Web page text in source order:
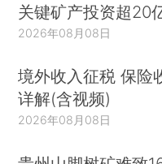
关键矿产投资超20
2026年08月08日
境外收入征税 保险
详解(含视频)
2026年08月08日